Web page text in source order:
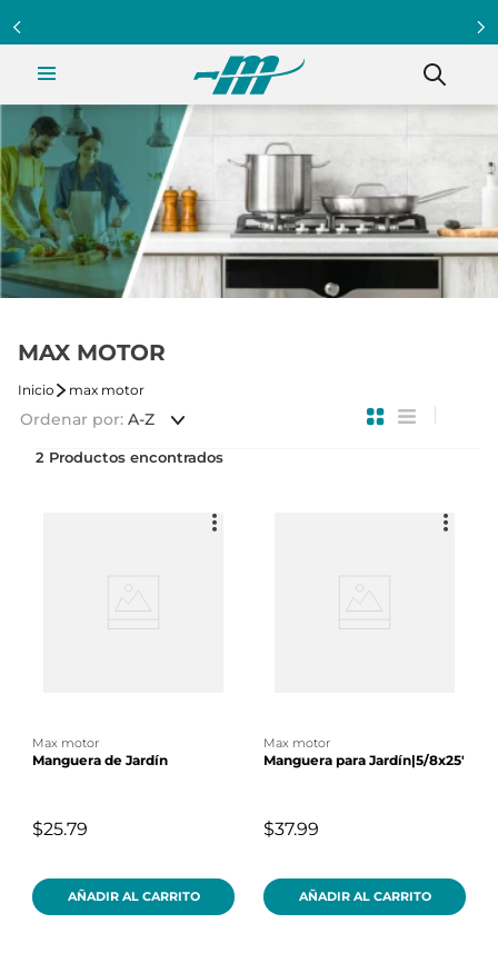
MAX MOTOR
max motor
Ordenar por A-Z
2
max motor
Manguera de Jardín
$25.79
AÑADIR AL CARRITO
max motor
Manguera para Jardín|5/8x25'
$37.99
AÑADIR AL CARRITO